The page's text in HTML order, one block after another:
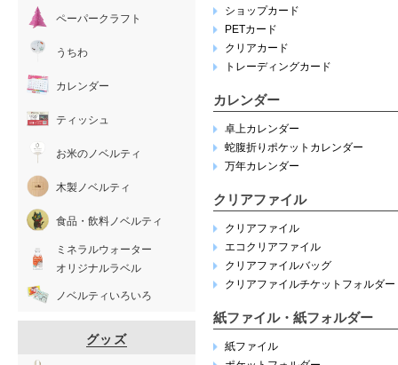
ショップカード
PETカード
クリアカード
トレーディングカード
カレンダー
卓上カレンダー
蛇腹折りポケットカレンダー
万年カレンダー
クリアファイル
クリアファイル
エコクリアファイル
クリアファイルバッグ
クリアファイルチケットフォルダー
紙ファイル・紙フォルダー
紙ファイル
ペーパークラフト
うちわ
カレンダー
ティッシュ
お米のノベルティ
木製ノベルティ
食品・飲料ノベルティ
ミネラルウォーター
オリジナルラベル
ノベルティいろいろ
グッズ